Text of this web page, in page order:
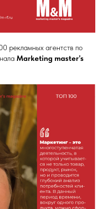
рекламных агентств по
Marketing master’s